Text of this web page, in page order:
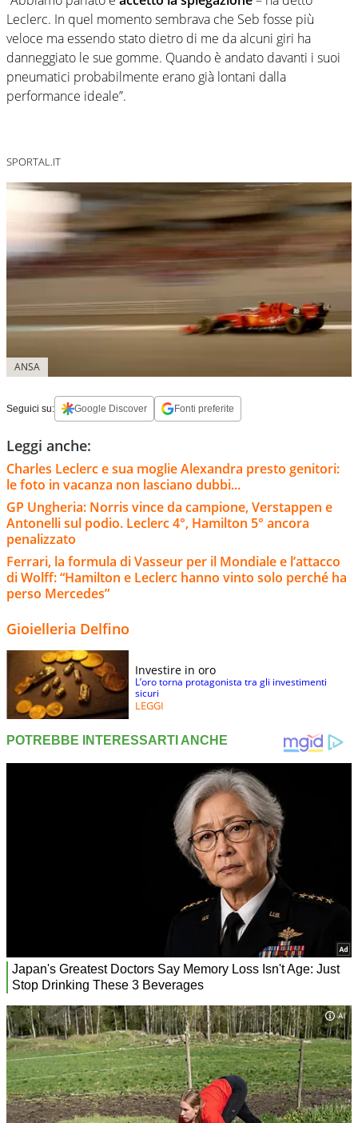
Leclerc. In quel momento sembrava che Seb fosse più
veloce ma essendo stato dietro di me da alcuni giri ha
danneggiato le sue gomme. Quando è andato davanti i suoi
pneumatici probabilmente erano già lontani dalla
performance ideale”.
SPORTAL.IT
ANSA
Seguici su: Google Discover Fonti preferite
Leggi anche:
Charles Leclerc e sua moglie Alexandra presto genitori:
le foto in vacanza non lasciano dubbi...
GP Ungheria: Norris vince da campione, Verstappen e
Antonelli sul podio. Leclerc 4°, Hamilton 5° ancora
penalizzato
Ferrari, la formula di Vasseur per il Mondiale e l’attacco
di Wolff: “Hamilton e Leclerc hanno vinto solo perché ha
perso Mercedes”
Gioielleria Delfino
Investire in oro
L’oro torna protagonista tra gli investimenti
sicuri
LEGGI